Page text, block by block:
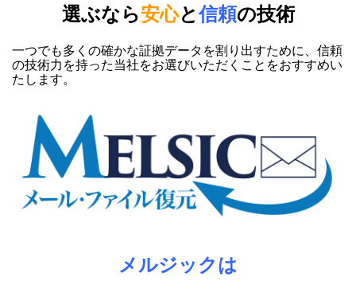
選ぶなら安心と信頼の技術
一つでも多くの確かな証拠データを割り出すために、信頼
の技術力を持った当社をお選びいただくことをおすすめい
たします。
メルジックは